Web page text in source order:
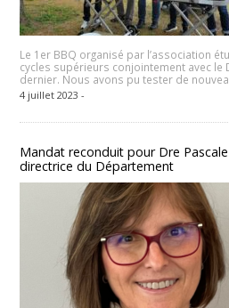
Le 1er BBQ organisé par l’association
cycles supérieurs conjointement avec le
dernier. Nous avons pu tester de
4 juillet 2023 -
Mandat reconduit pour Dre
directrice du Département